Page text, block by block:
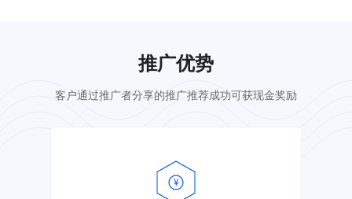
推广优势
客户通过推广者分享的推广推荐成功可获现金奖励
¥